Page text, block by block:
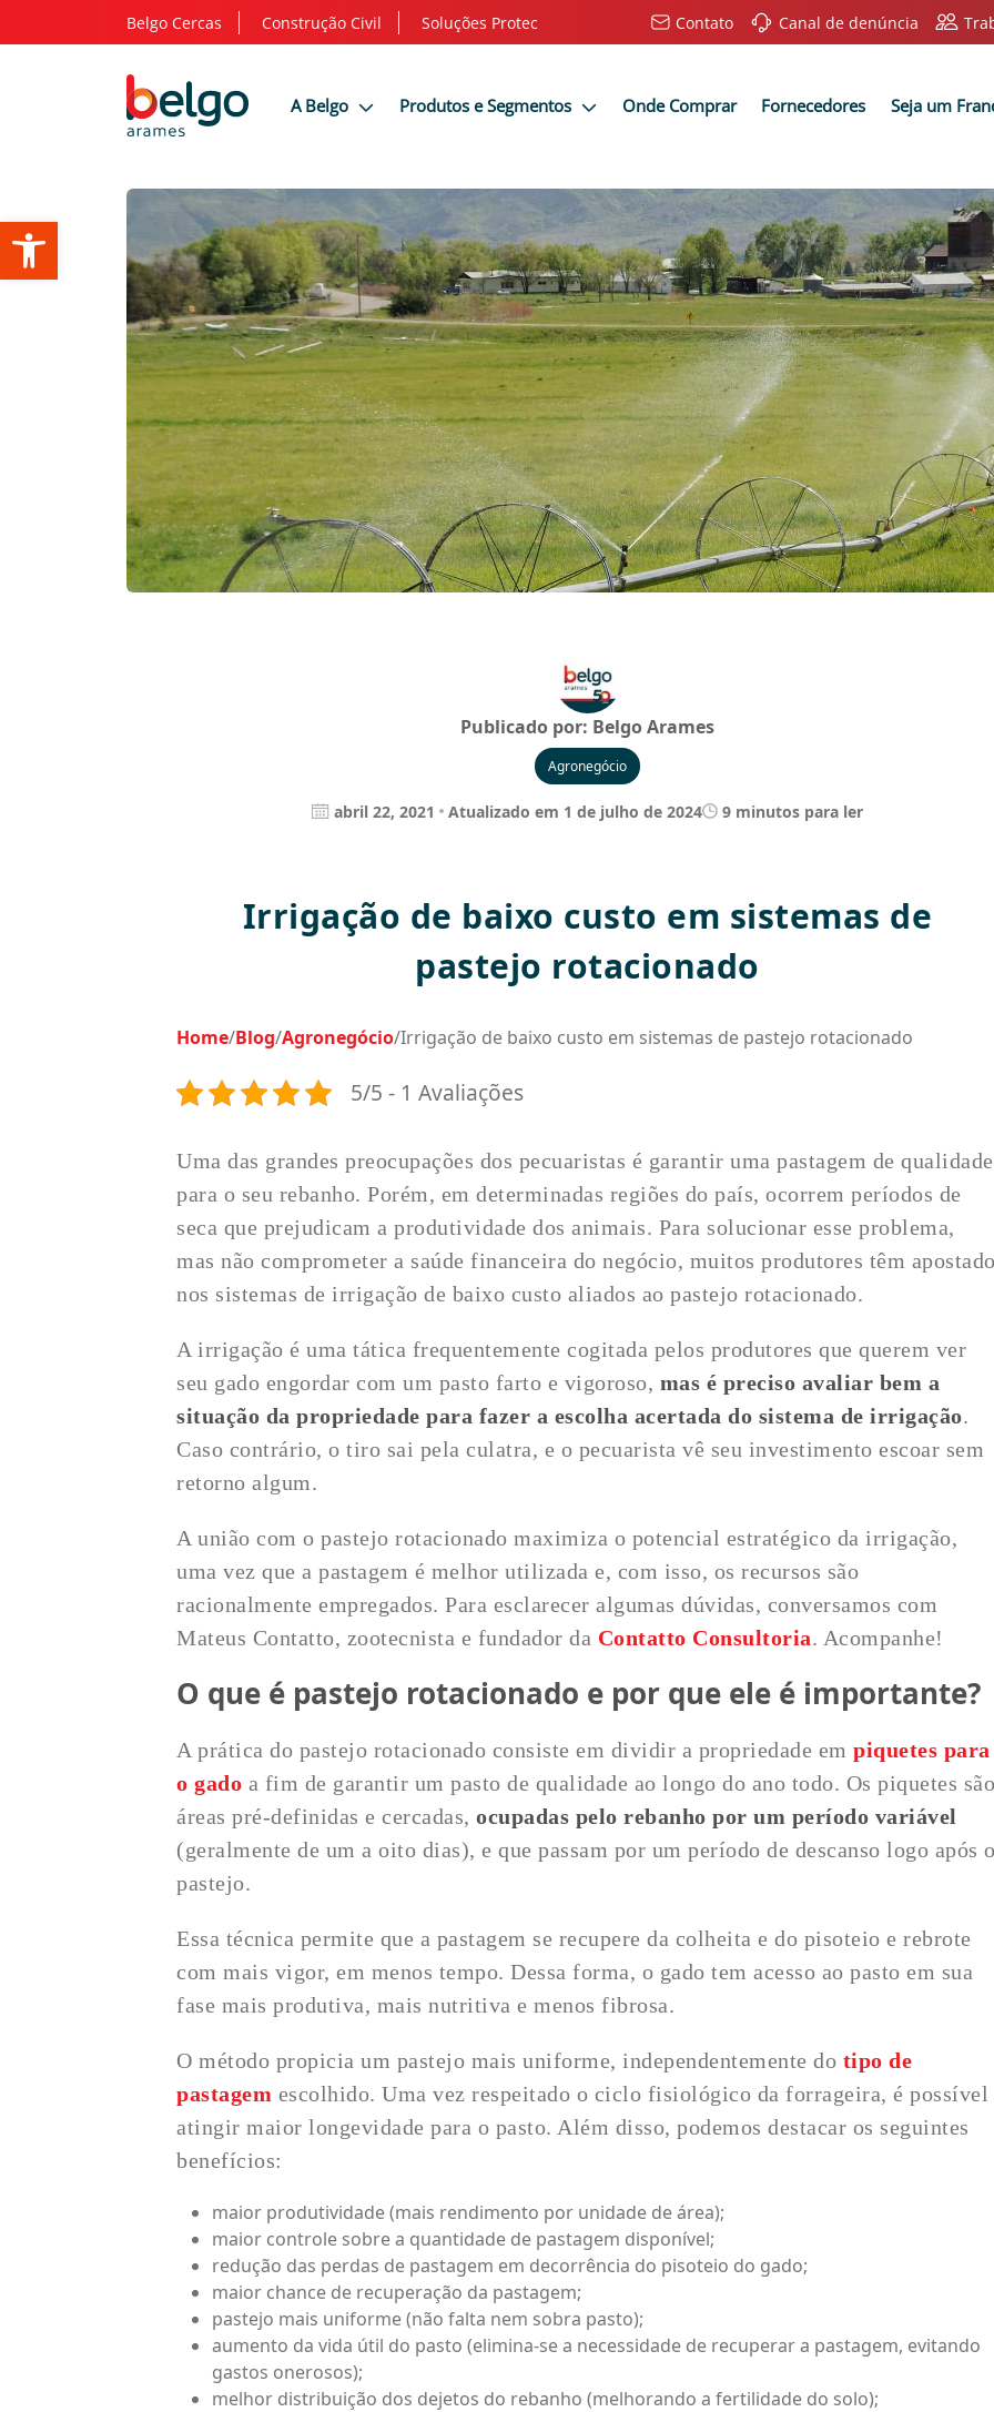
Abrir a barra de ferramentas
Belgo Cercas Construção Civil Soluções Protec Contato Canal de denúncia
A Belgo Produtos e Segmentos Onde Comprar Fornecedores Seja um
Publicado por: Belgo Arames
Agronegócio
abril 22, 2021 Atualizado em 1 de julho de 2024 9 minutos para ler
Irrigação de baixo custo em sistemas de
pastejo rotacionado
Home/Blog/Agronegócio/Irrigação de baixo custo em sistemas de pastejo rotacionado
5/5 - 1 Avaliações
Uma das grandes preocupações dos pecuaristas é garantir uma pastagem de qualidade
para o seu rebanho. Porém, em determinadas regiões do país, ocorrem períodos de
seca que prejudicam a produtividade dos animais. Para solucionar esse problema,
mas não comprometer a saúde financeira do negócio, muitos produtores têm
nos sistemas de irrigação de baixo custo aliados ao pastejo rotacionado.
A irrigação é uma tática frequentemente cogitada pelos produtores que querem ver
seu gado engordar com um pasto farto e vigoroso, mas é preciso avaliar bem a
situação da propriedade para fazer a escolha acertada do sistema de irrigação.
Caso contrário, o tiro sai pela culatra, e o pecuarista vê seu investimento escoar sem
retorno algum.
A união com o pastejo rotacionado maximiza o potencial estratégico da irrigação,
uma vez que a pastagem é melhor utilizada e, com isso, os recursos são
racionalmente empregados. Para esclarecer algumas dúvidas, conversamos com
Mateus Contatto, zootecnista e fundador da Contatto Consultoria. Acompanhe!
O que é pastejo rotacionado e por que ele é importante?
A prática do pastejo rotacionado consiste em dividir a propriedade em piquetes para
o gado a fim de garantir um pasto de qualidade ao longo do ano todo. Os piquetes são
áreas pré-definidas e cercadas, ocupadas pelo rebanho por um período variável
(geralmente de um a oito dias), e que passam por um período de descanso logo após
pastejo.
Essa técnica permite que a pastagem se recupere da colheita e do pisoteio e rebrote
com mais vigor, em menos tempo. Dessa forma, o gado tem acesso ao pasto em sua
fase mais produtiva, mais nutritiva e menos fibrosa.
O método propicia um pastejo mais uniforme, independentemente do tipo de
pastagem escolhido. Uma vez respeitado o ciclo fisiológico da forrageira, é possível
atingir maior longevidade para o pasto. Além disso, podemos destacar os seguintes
benefícios:
maior produtividade (mais rendimento por unidade de área);
maior controle sobre a quantidade de pastagem disponível;
redução das perdas de pastagem em decorrência do pisoteio do gado;
maior chance de recuperação da pastagem;
pastejo mais uniforme (não falta nem sobra pasto);
aumento da vida útil do pasto (elimina-se a necessidade de recuperar a pastagem, evitando
gastos onerosos);
melhor distribuição dos dejetos do rebanho (melhorando a fertilidade do solo);